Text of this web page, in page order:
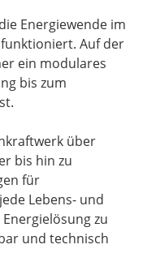
Energiewende im
Auf der
ein modulares
bis zum
über
bis hin zu
für
Lebens- und
zu
und technisch